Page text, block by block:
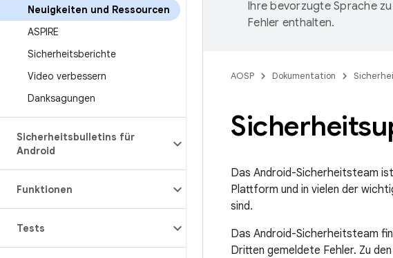
Neuigkeiten und Ressourcen
ASPIRE
Sicherheitsberichte
Video verbessern
Danksagungen
Sicherheitsbulletins für
Android
Funktionen
Tests
Ihre bevorzugte Sprache
Fehler enthalten.
AOSP Dokumentation
Das Android-Sicherheitsteam
Plattform und in vielen der
sind.
Das Android-Sicherheitsteam
Dritten gemeldete Fehler. Zu